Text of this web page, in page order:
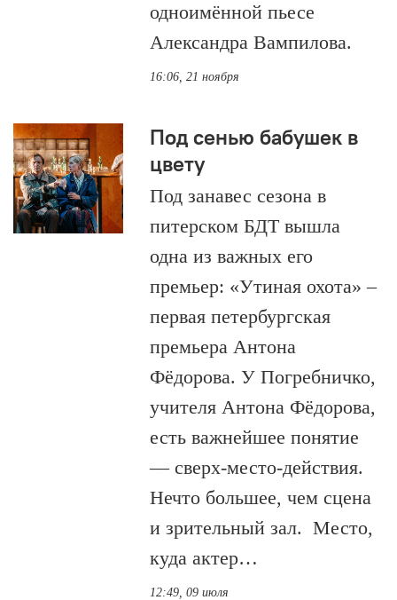
одноимённой пьесе
Александра Вампилова.
16:06, 21 ноября
Под сенью бабушек в
цвету
Под занавес сезона в
питерском БДТ вышла
одна из важных его
премьер: «Утиная охота» –
первая петербургская
премьера Антона
Фёдорова. У Погребничко,
учителя Антона Фёдорова,
есть важнейшее понятие
— сверх-место-действия.
Нечто большее, чем сцена
и зрительный зал. Место,
куда актер…
12:49, 09 июля